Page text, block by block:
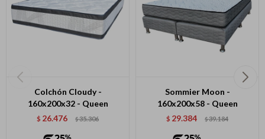
Colchón Cloudy -
160x200x32 - Queen
$ 26.476 $35.306
Sommier Moon -
160x200x58 - Queen
$ 29.384 $39.184